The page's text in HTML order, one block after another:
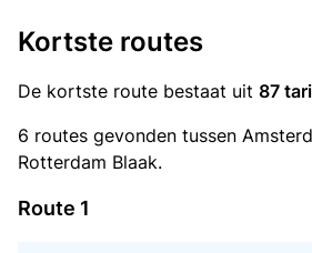
Kortste routes
De kortste route bestaat uit 87
6 routes gevonden tussen
Rotterdam Blaak.
Route 1